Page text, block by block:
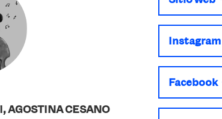
AGOSTINA CESANO
Instagram
Facebook